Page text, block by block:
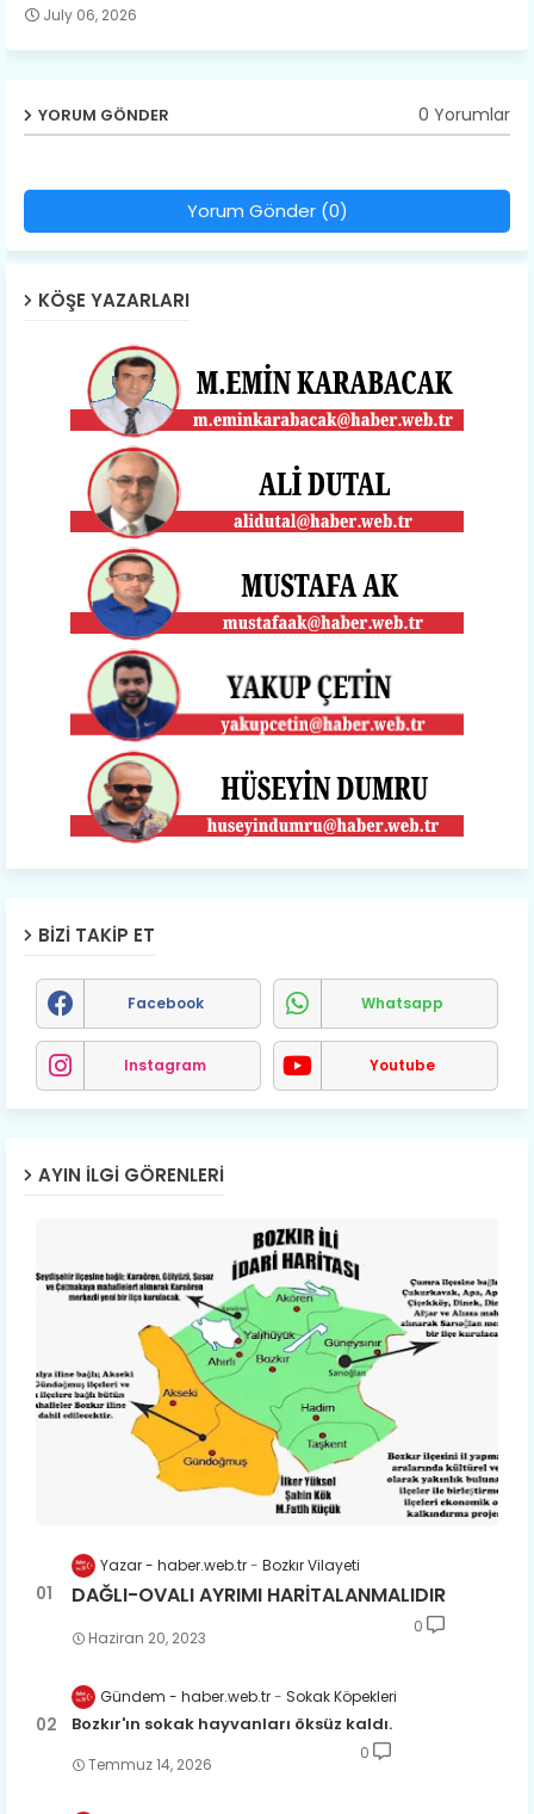
July 06, 2026
YORUM GÖNDER 0 Yorumlar
Yorum Gönder (0)
KÖŞE YAZARLARI
BIZI TAKIP ET
Facebook Whatsapp
Instagram Youtube
AYIN İLGI GÖRENLERI
Yazar - haber.web.tr Bozkır Vilayeti
DAĞLI-OVALI AYRIMI HARİTALANMALIDIR
Haziran 20, 2023
0
Gündem - haber.web.tr Sokak Köpekleri
Bozkır'ın sokak hayvanları öksüz kaldı.
Temmuz 14, 2026
0